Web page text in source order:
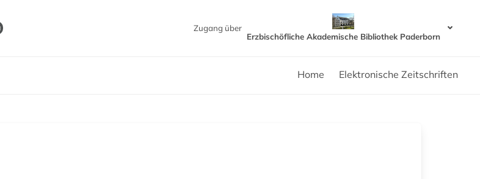
Zugang über
Erzbischöfliche Akademische Bibliothek Paderborn
Home Elektronische Zeitschriften